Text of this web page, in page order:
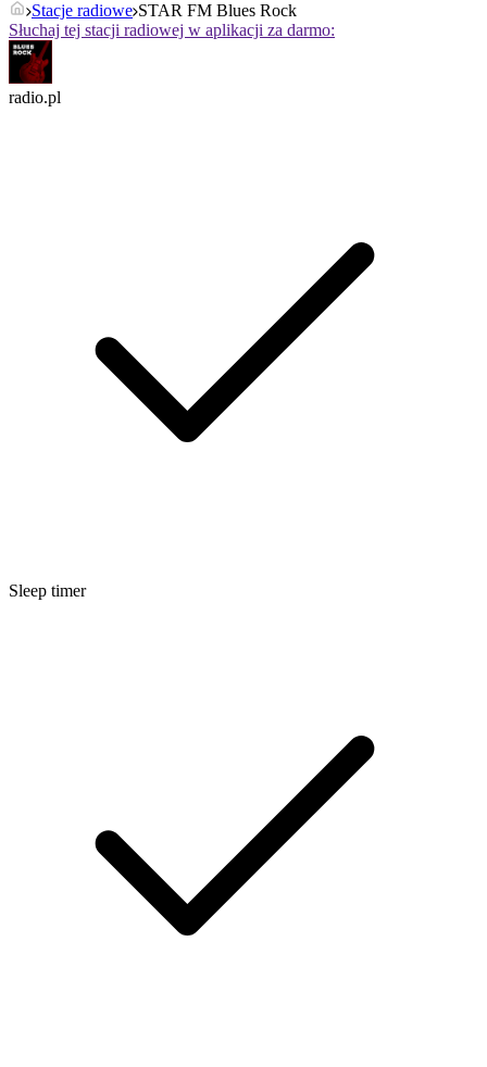
Stacje radiowe STAR FM Blues Rock
Słuchaj tej stacji radiowej w aplikacji za darmo:
radio.pl
Sleep timer